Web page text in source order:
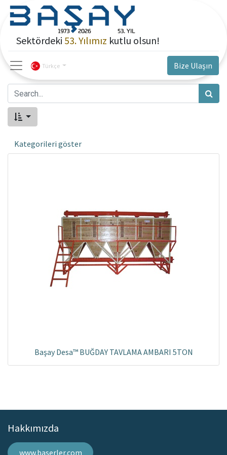
Sektördeki 53. Yılımız kutlu olsun!
Bize Ulaşın
Türkçe
Kategorileri göster
Başay Desa™ BUĞDAY TAVLAMA AMBARI 5TON
Hakkımızda
www.baserler.com